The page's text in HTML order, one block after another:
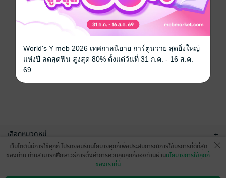
เลือกหมวดหมู่ +
บริการช่วยเหลือ
เว็บไซต์นี้มีการใช้คุกกี้ โปรดยอมรับนโยบายคุกกี้เพื่อประสบการณ์การใช้บริการที่ดีที่สุด
ของท่าน ท่านสามารถศึกษาวิธีการตั้งค่าการควบคุมคุกกี้ของท่านผ่านนโยบายการใช้คุกกี้
ของเราที่นี่
World's Y meb 2026 เทศกาลนิยาย การ์ตูนวาย สุดยิ่งใหญ่
แห่งปี ลดสุดฟิน สูงสุด 80% ตั้งแต่วันที่ 31 ก.ค. - 16 ส.ค.
69